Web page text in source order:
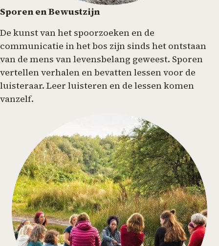
Sporen en Bewustzijn
De kunst van het spoorzoeken en de
communicatie in het bos zijn sinds het ontstaan
van de mens van levensbelang geweest. Sporen
vertellen verhalen en bevatten lessen voor de
luisteraar. Leer luisteren en de lessen komen
vanzelf.